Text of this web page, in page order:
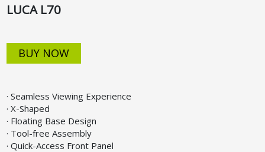
LUCA L70
BUY NOW
· Seamless Viewing Experience
· X-Shaped
· Floating Base Design
· Tool-free Assembly
· Quick-Access Front Panel